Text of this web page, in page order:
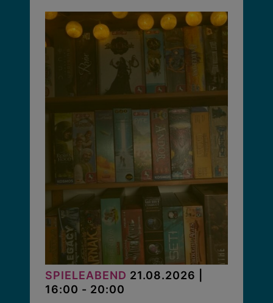
SPIELEABEND 21.08.2026 |
16:00 - 20:00